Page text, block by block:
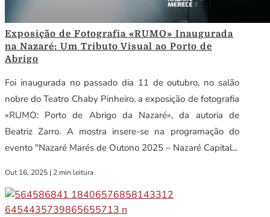
Exposição de Fotografia «RUMO» Inaugurada
na Nazaré: Um Tributo Visual ao Porto de
Abrigo
Foi inaugurada no passado dia 11 de outubro, no salão
nobre do Teatro Chaby Pinheiro, a exposição de fotografia
«RUMO: Porto de Abrigo da Nazaré», da autoria de
Beatriz Zarro. A mostra insere-se na programação do
evento "Nazaré Marés de Outono 2025 – Nazaré Capital...
Out 16, 2025 | 2 min leitura